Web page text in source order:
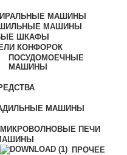
МАШИНЫ
МАШИНЫ
ШКАФЫ
КОНФОРОК
ПОСУДОМОЕЧНЫЕ
МАШИНЫ
МАШИНЫ
МИКРОВОЛНОВЫЕ ПЕЧИ
ПРОЧЕЕ